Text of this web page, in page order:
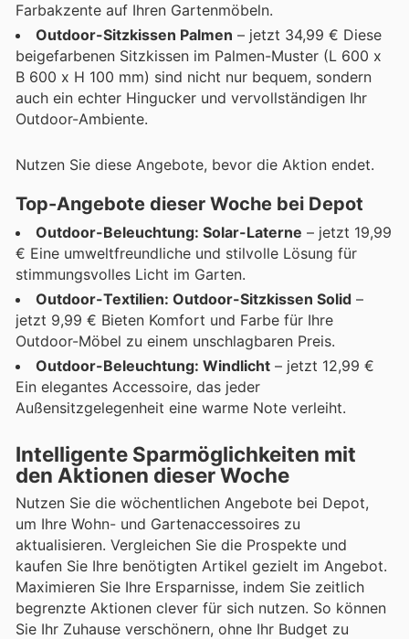
Farbakzente auf Ihren Gartenmöbeln.
Outdoor-Sitzkissen Palmen – jetzt 34,99 € Diese
beigefarbenen Sitzkissen im Palmen-Muster (L 600 x
B 600 x H 100 mm) sind nicht nur bequem, sondern
auch ein echter Hingucker und vervollständigen Ihr
Outdoor-Ambiente.
Nutzen Sie diese Angebote, bevor die Aktion endet.
Top-Angebote dieser Woche bei Depot
Outdoor-Beleuchtung: Solar-Laterne – jetzt 19,99
€ Eine umweltfreundliche und stilvolle Lösung für
stimmungsvolles Licht im Garten.
Outdoor-Textilien: Outdoor-Sitzkissen Solid –
jetzt 9,99 € Bieten Komfort und Farbe für Ihre
Outdoor-Möbel zu einem unschlagbaren Preis.
Outdoor-Beleuchtung: Windlicht – jetzt 12,99 €
Ein elegantes Accessoire, das jeder
Außensitzgelegenheit eine warme Note verleiht.
Intelligente Sparmöglichkeiten mit
den Aktionen dieser Woche
Nutzen Sie die wöchentlichen Angebote bei Depot,
um Ihre Wohn- und Gartenaccessoires zu
aktualisieren. Vergleichen Sie die Prospekte und
kaufen Sie Ihre benötigten Artikel gezielt im Angebot.
Maximieren Sie Ihre Ersparnisse, indem Sie zeitlich
begrenzte Aktionen clever für sich nutzen. So können
Sie Ihr Zuhause verschönern, ohne Ihr Budget zu